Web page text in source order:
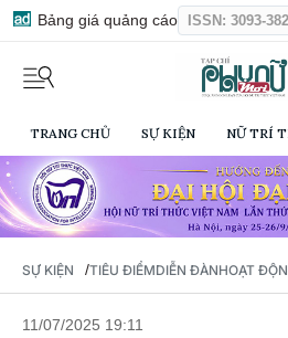
Bảng giá quảng cáo ISSN: 3093-
TRANG CHỦ SỰ KIỆN NỮ TRÍ
SỰ KIỆN /TIÊU ĐIỂMDIỄN ĐÀNHOẠT
11/07/2025 19:11